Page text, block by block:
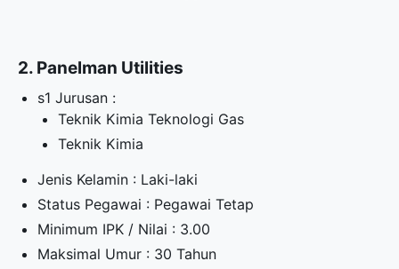
2. Panelman Utilities
s1 Jurusan :
Teknik Kimia Teknologi Gas
Teknik Kimia
Jenis Kelamin : Laki-laki
Status Pegawai : Pegawai Tetap
Minimum IPK / Nilai : 3.00
Maksimal Umur : 30 Tahun